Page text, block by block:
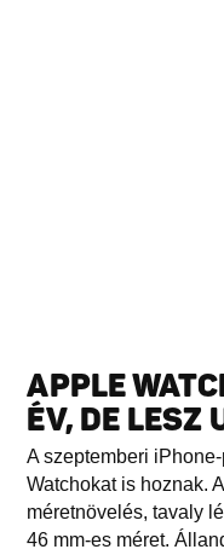
APPLE
ÉV, DE LESZ
A szeptemberi
Watchokat is hoznak.
méretnövelés, tavaly
46 mm-es méret.